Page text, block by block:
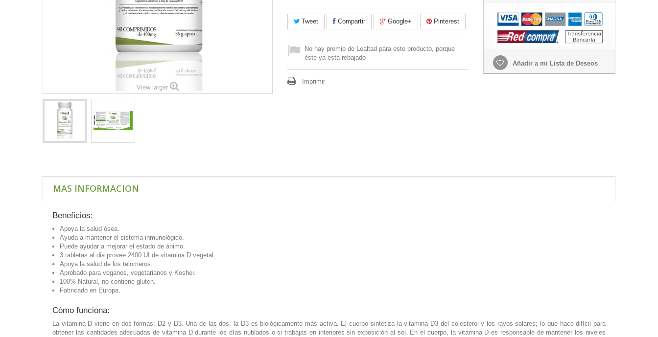
View larger
Tweet Compartir Google+ Pinterest
No hay premio de Lealtad para este producto, porque
éste ya está rebajado
Imprimir
Añadir a mi Lista de Deseos
MAS INFORMACION
Beneficios:
Apoya la salud ósea.
Ayuda a mantener el sistema inmunológico.
Puede ayudar a mejorar el estado de ánimo.
3 tabletas al dia provee 2400 UI de vitamina D vegetal.
Apoya la salud de los telomeros.
Aprobado para veganos, vegetarianos y Kosher.
100% Natural, no contiene gluten.
Fabricado en Europa.
Cómo funciona:
La vitamina D viene en dos formas: D2 y D3. Una de las dos, la D3 es biológicamente más activa. El cuerpo sintetiza la vitamina D3 del colesterol y los rayos solares; lo que hace difícil para
obtener las cantidades adecuadas de vitamina D durante los días nublados o si trabajas en interiores sin exposición al sol. En el cuerpo, la vitamina D es responsable de mantener los niveles